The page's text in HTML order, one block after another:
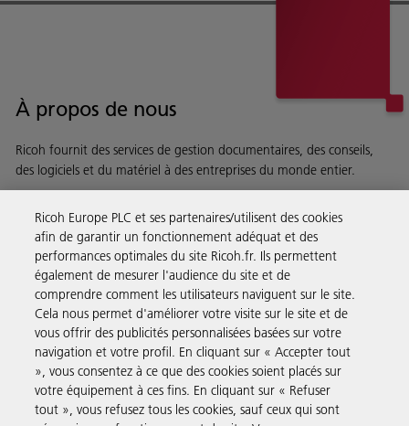
À propos de nous
Ricoh fournit des services de gestion documentaires, des conseils,
des logiciels et du matériel à des entreprises du monde entier.
Solutions pour les entreprises
Produits et Services
Assistance & Contact
Ricoh Europe PLC et ses partenaires/utilisent des cookies
afin de garantir un fonctionnement adéquat et des
performances optimales du site Ricoh.fr. Ils permettent
également de mesurer l'audience du site et de
comprendre comment les utilisateurs naviguent sur le site.
Cela nous permet d'améliorer votre visite sur le site et de
vous offrir des publicités personnalisées basées sur votre
navigation et votre profil. En cliquant sur « Accepter tout
», vous consentez à ce que des cookies soient placés sur
votre équipement à ces fins. En cliquant sur « Refuser
tout », vous refusez tous les cookies, sauf ceux qui sont